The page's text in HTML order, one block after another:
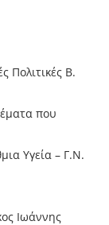
B.
που
Υγεία – Γ.Ν.
Ιωάννης